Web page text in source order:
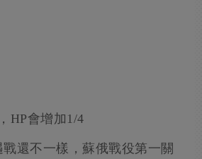
HP會增加1/4
還不一樣，蘇俄戰役第一關